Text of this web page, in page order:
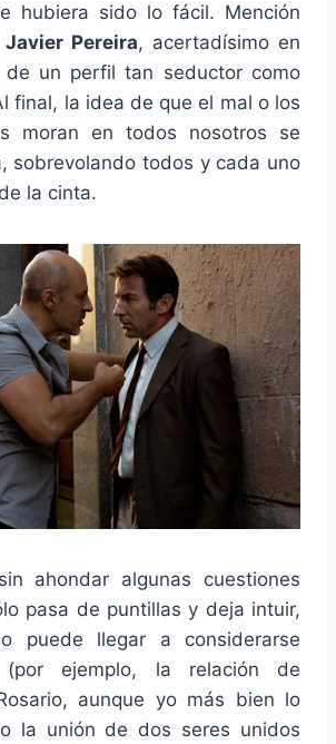
hubiera sido lo fácil. Mención
Javier Pereira, acertadísimo en
de un perfil tan seductor como
final, la idea de que el mal o los
moran en todos nosotros se
sobrevolando todos y cada uno
la cinta.
ahondar algunas cuestiones
pasa de puntillas y deja intuir,
puede llegar a considerarse
(por ejemplo, la relación de
aunque yo más bien lo
la unión de dos seres unidos